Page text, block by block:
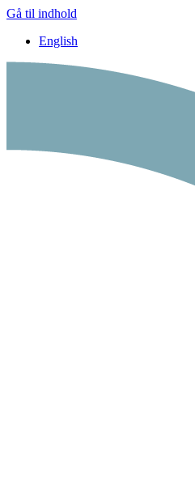
Gå til indhold
English